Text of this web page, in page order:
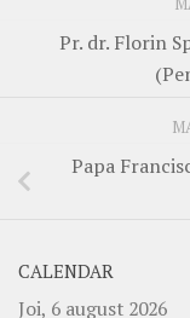
Pr. dr. Florin
Papa
CALENDAR
Joi, 6 august 2026